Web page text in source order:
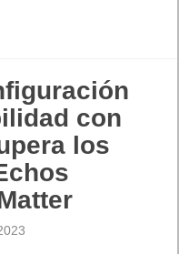
con
los